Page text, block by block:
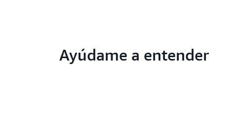
Ayúdame a entender